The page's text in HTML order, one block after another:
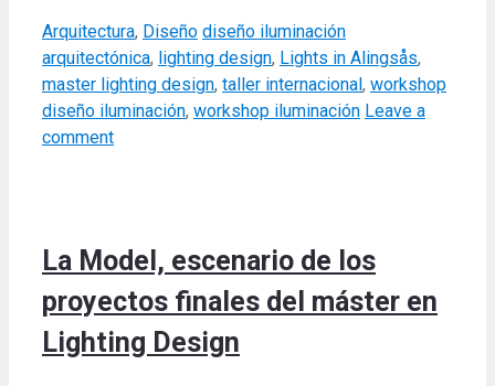
Categories
Arquitectura, Diseño Tags
diseño iluminación
arquitectónica, lighting design, Lights in Alingsås,
master lighting design, taller internacional , workshop
diseño iluminación, workshop iluminación Leave a
comment
La Model, escenario de los
proyectos finales del máster en
Lighting Design